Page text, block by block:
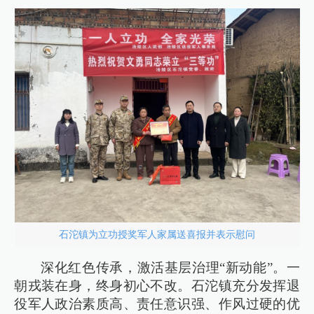
石沱镇为立功授奖军人家属送喜报并表示慰问
深化红色传承，激活基层治理“新动能”。一
朝戎装在身，终身初心不改。石沱镇充分发挥退
役军人政治素质高、责任意识强、作风过硬的优